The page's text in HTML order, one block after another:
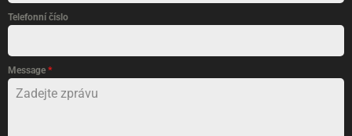
Telefonní číslo
Message *